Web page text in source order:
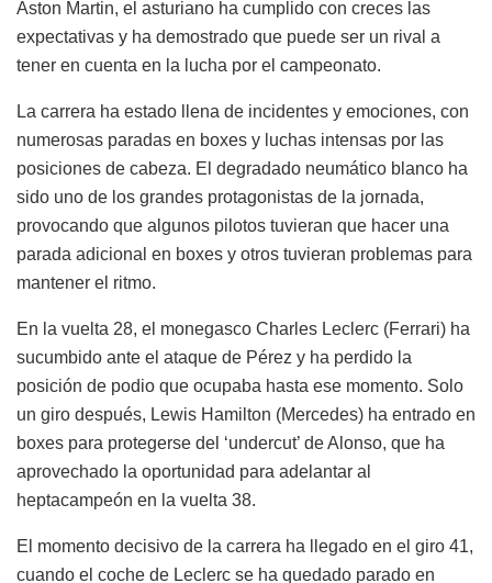
Aston Martin, el asturiano ha cumplido con creces las
expectativas y ha demostrado que puede ser un rival a
tener en cuenta en la lucha por el campeonato.
La carrera ha estado llena de incidentes y emociones, con
numerosas paradas en boxes y luchas intensas por las
posiciones de cabeza. El degradado neumático blanco ha
sido uno de los grandes protagonistas de la jornada,
provocando que algunos pilotos tuvieran que hacer una
parada adicional en boxes y otros tuvieran problemas para
mantener el ritmo.
En la vuelta 28, el monegasco Charles Leclerc (Ferrari) ha
sucumbido ante el ataque de Pérez y ha perdido la
posición de podio que ocupaba hasta ese momento. Solo
un giro después, Lewis Hamilton (Mercedes) ha entrado en
boxes para protegerse del ‘undercut’ de Alonso, que ha
aprovechado la oportunidad para adelantar al
heptacampeón en la vuelta 38.
El momento decisivo de la carrera ha llegado en el giro 41,
cuando el coche de Leclerc se ha quedado parado en